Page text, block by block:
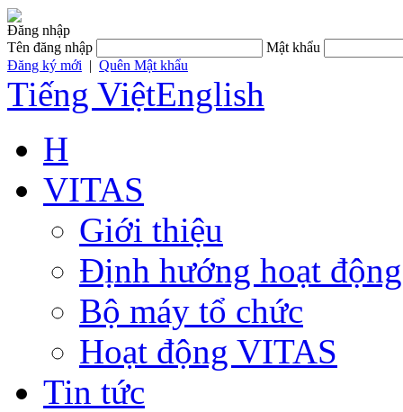
Đăng nhập
Tên đăng nhập
Mật khẩu
Đăng ký mới | Quên Mật khẩu
Tiếng ViệtEnglish
H
VITAS
Giới thiệu
Định hướng hoạt động
Bộ máy tổ chức
Hoạt động VITAS
Tin tức